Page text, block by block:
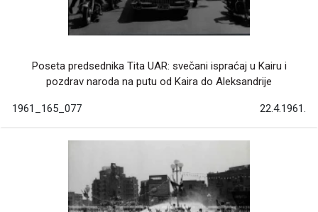
Poseta predsednika Tita UAR: svečani ispraćaj u Kairu i
pozdrav naroda na putu od Kaira do Aleksandrije
1961_165_077 22.4.1961.